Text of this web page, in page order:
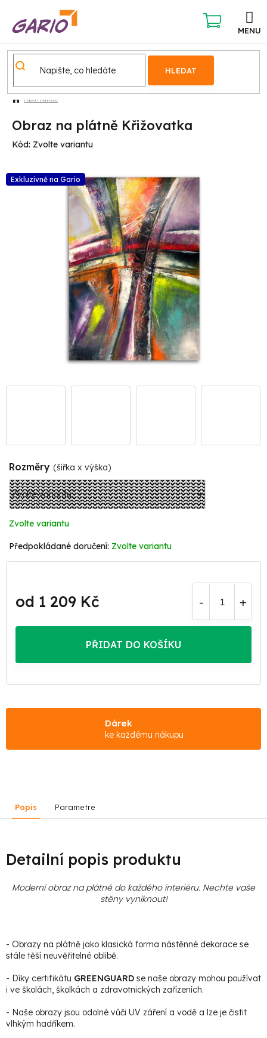
obsah
HLEDAT
NÁKUPNÍ
KOŠÍK
Abstrakce
Obraz na plátně Křižovatka
Kód: Zvolte variantu
Exkluzivně na Gario
Rozměry (šířka x výška)
Zvolte variantu
Zvolte variantu
od 1 209 Kč
cena:
PŘIDAT DO KOŠÍKU
Dárek
ke každému nákupu
Popis Parametre
Detailní popis produktu
Moderní obraz na plátně do každého interiéru. Nechte vaše
stěny vyniknout!
- Obrazy na plátně jako klasická forma nástěnné dekorace se
stále těší neuvěřitelné oblibě.
- Díky certifikátu GREENGUARD se naše obrazy mohou používat
i ve školách, školkách a zdravotnických zařízeních.
- Naše obrazy jsou odolné vůči UV záření a vodě a lze je čistit
vlhkým hadříkem.